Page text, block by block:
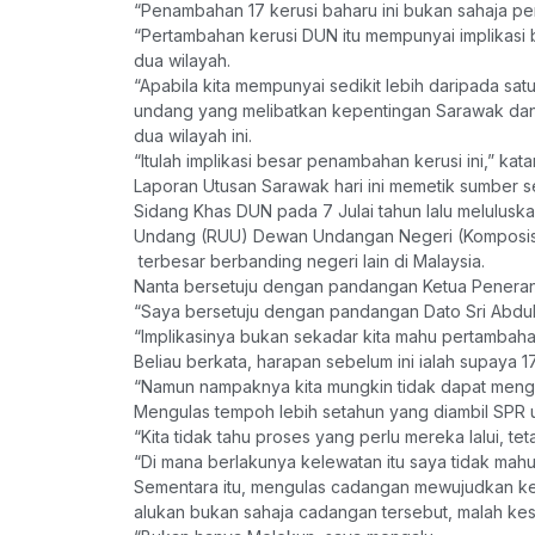
“Penambahan 17 kerusi baharu ini bukan sahaja
“Pertambahan kerusi DUN itu mempunyai
dua wilayah.
“Apabila kita mempunyai sedikit lebih daripada
undang yang melibatkan kepentingan Sarawak
dua wilayah ini.
“Itulah implikasi besar penambahan kerusi ini,”
Laporan Utusan Sarawak hari ini memetik
Sidang Khas DUN pada 7 Julai tahun lalu
Undang (RUU) Dewan Undangan Negeri
terbesar berbanding negeri lain di Malaysia.
Nanta bersetuju dengan pandangan Ketua
“Saya bersetuju dengan pandangan Dato Sri
“Implikasinya bukan sekadar kita mahu
Beliau berkata, harapan sebelum ini ialah supaya
“Namun nampaknya kita mungkin tidak dapat
Mengulas tempoh lebih setahun yang diambil
“Kita tidak tahu proses yang perlu mereka lalui,
“Di mana berlakunya kelewatan itu saya tidak
Sementara itu, mengulas cadangan mewujudkan
alukan bukan sahaja cadangan tersebut, malah